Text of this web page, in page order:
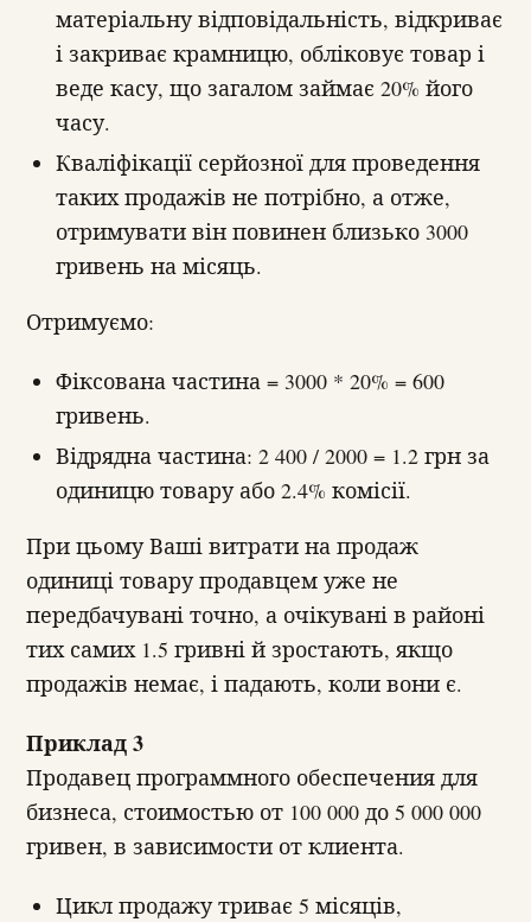
матеріальну відповідальність, відкриває
і закриває крамницю, обліковує товар і
веде касу, що загалом займає 20% його
часу.
Кваліфікації серйозної для проведення
таких продажів не потрібно, а отже,
отримувати він повинен близько 3000
гривень на місяць.
Отримуємо:
Фіксована частина = 3000 * 20% = 600
гривень.
Відрядна частина: 2 400 / 2000 = 1.2 грн за
одиницю товару або 2.4% комісії.
При цьому Ваші витрати на продаж
одиниці товару продавцем уже не
передбачувані точно, а очікувані в районі
тих самих 1.5 гривні й зростають, якщо
продажів немає, і падають, коли вони є.
Приклад 3
Продавец программного обеспечения для
бизнеса, стоимостью от 100 000 до 5 000 000
гривен, в зависимости от клиента.
Цикл продажу триває 5 місяців,